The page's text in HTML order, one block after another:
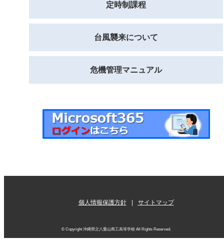
定時制課程
台風襲来について
危機管理マニュアル
個人情報保護方針 サイトマップ
© Copyright 沖縄県立八重山商工高等学校 All Rights Reserved.